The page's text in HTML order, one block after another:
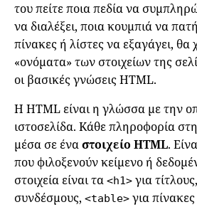
του πείτε ποια πεδία να
να διαλέξει, ποια κουμπιά να
πίνακες ή λίστες να εξαγάγει, θα
«ονόματα» των στοιχείων της
οι βασικές γνώσεις HTML.
Η HTML είναι η γλώσσα με την
ιστοσελίδα. Κάθε πληροφορία
μέσα σε έναστοιχείο HTML.
που φιλοξενούν κείμενο ή
στοιχεία είναι τα <h1> για τίτλους,
συνδέσμους, <table> για